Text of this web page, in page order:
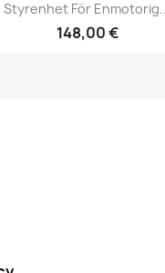
Snabbvy
Styrenhet För
148,00 €